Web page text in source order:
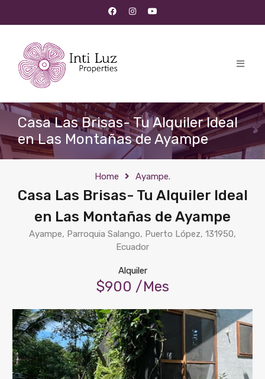
Casa Las Brisas- Tu Alquiler Ideal
en Las Montañas de Ayampe
Home Ayampe.
Casa Las Brisas- Tu Alquiler Ideal
en Las Montañas de Ayampe
Ayampe, Parroquia Salango, Puerto López, 131950,
Ecuador
Alquiler
$900 /Mes